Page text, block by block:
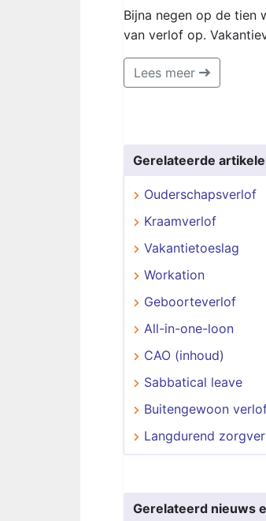
Bijna negen op de tien
van verlof op.
Lees meer
Gerelateerde
Ouderschapsverlof
Kraamverlof
Vakantietoeslag
Workation
Geboorteverlof
All-in-one-loon
CAO (inhoud)
Sabbatical leave
Buitengewoon
Langdurend
Gerelateerd nieuws